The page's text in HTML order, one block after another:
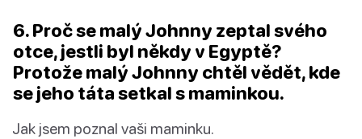
6. Proč se malý Johnny zeptal svého
otce, jestli byl někdy v Egyptě?
Protože malý Johnny chtěl vědět, kde
se jeho táta setkal s maminkou.
Jak jsem poznal vaši maminku.